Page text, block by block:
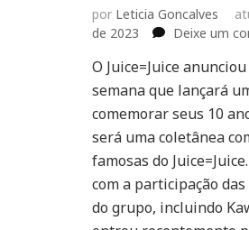
por Leticia Goncalves
de 2023
Deixe um
O Juice=Juice
semana que lançará
comemorar seus 10
será uma coletânea
famosas do
com a participação
do grupo, incluindo